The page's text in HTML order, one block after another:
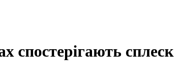
спостерігають